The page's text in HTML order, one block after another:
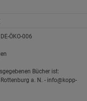
ÖKO-006
Bücher ist:
a. N. - info@kopp-